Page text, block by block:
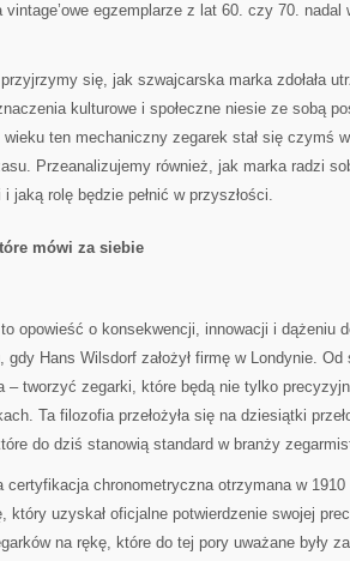
vintage’owe egzemplarze z lat 60. czy 70. nadal
się, jak szwajcarska marka zdołała
kulturowe i społeczne niesie ze sobą
ten mechaniczny zegarek stał się czymś
Przeanalizujemy również, jak marka radzi
i jaką rolę będzie pełnić w przyszłości.
mówi za siebie
opowieść o konsekwencji, innowacji i dążeniu
gdy Hans Wilsdorf założył firmę w Londynie.
– tworzyć zegarki, które będą nie tylko
Ta filozofia przełożyła się na dziesiątki
do dziś stanowią standard w branży
certyfikacja chronometryczna otrzymana w
który uzyskał oficjalne potwierdzenie swojej
na rękę, które do tej pory uważane były